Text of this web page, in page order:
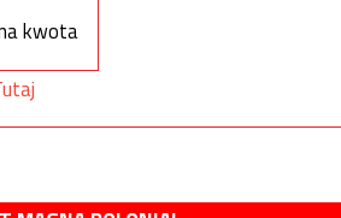
kwota